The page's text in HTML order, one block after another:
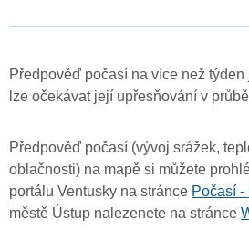
Předpověď počasí na více než
lze očekávat její upřesňování v
Předpověď počasí (vývoj srážek,
oblačnosti) na mapě si můžete
portálu Ventusky na stránce Počasí -
městě Ústup nalezenete na stránce